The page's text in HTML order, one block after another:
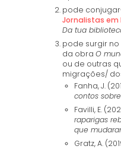
pode
Jornalistas em
Da tua
pode surgir
da obraO
ou de outras
migrações/
Fanha, J.
contos
Favilli, E.
raparigas
que
Gratz, A.